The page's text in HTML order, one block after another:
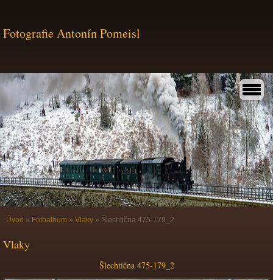
Fotografie Antonín Pomeisl
Úvod » Fotoalbum » Vlaky » Šlechtična 475-179_2
Vlaky
Šlechtična 475-179_2